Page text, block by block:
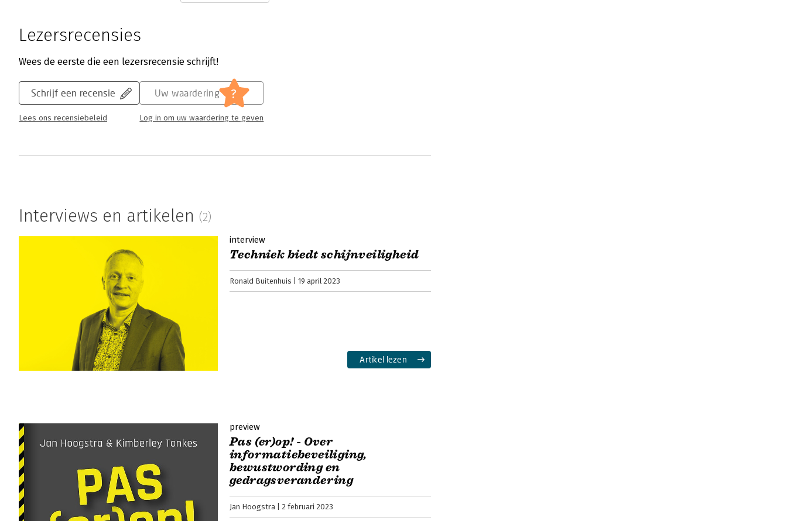
Lezersrecensies
Wees de eerste die een lezersrecensie schrijft!
Schrijf een recensie
Lees ons recensiebeleid
Uw waardering ?
Log in om uw waardering te geven
Interviews en artikelen (2)
interview
Techniek biedt schijnveiligheid
Ronald Buitenhuis 19 april 2023
Artikel lezen
preview
Pas (er)op! - Over
informatiebeveiliging,
bewustwording en
gedragsverandering
Jan Hoogstra 2 februari 2023